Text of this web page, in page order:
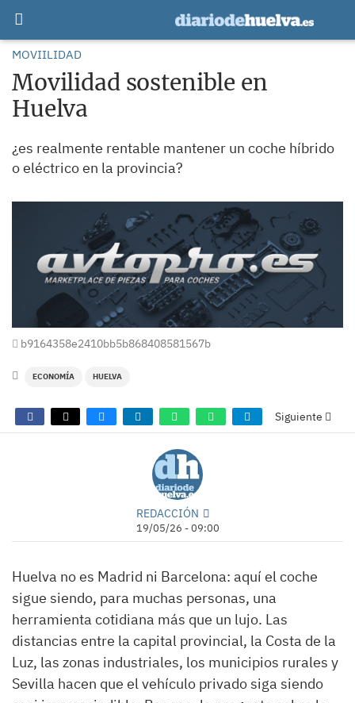
MOVIILIDAD
Movilidad sostenible en
Huelva
¿es realmente rentable mantener un coche híbrido
o eléctrico en la provincia?
b9164358e2410bb5b868408581567b
ECONOMÍA HUELVA
Siguiente
REDACCIÓN
19/05/26 - 09:00
Huelva no es Madrid ni Barcelona: aquí el coche
sigue siendo, para muchas personas, una
herramienta cotidiana más que un lujo. Las
distancias entre la capital provincial, la Costa de la
Luz, las zonas industriales, los municipios rurales y
Sevilla hacen que el vehículo privado siga siendo